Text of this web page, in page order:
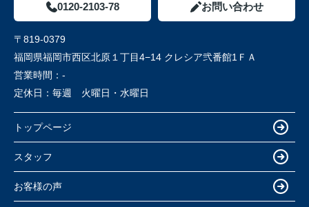
0120-2103-78 お問い合わせ
〒819-0379
福岡県福岡市西区北原１丁目4−14 クレシア弐番館1ＦＡ
営業時間： -
定休日： 毎週 火曜日・水曜日
トップページ
スタッフ
お客様の声